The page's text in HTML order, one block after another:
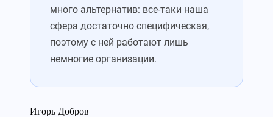
много альтернатив: все-таки наша
сфера достаточно специфическая,
поэтому с ней работают лишь
немногие организации.
Игорь Добров